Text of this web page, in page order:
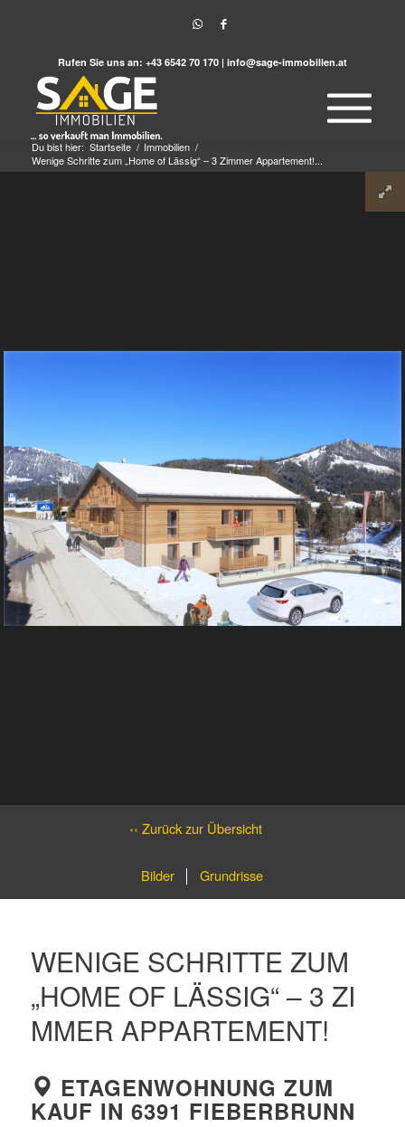
Rufen Sie uns an: +43 6542 70 170 | info@sage-immobilien.at
Du bist hier: Startseite / Immobilien /
Wenige Schritte zum „Home of Lässig“ – 3 Zimmer Appartement!...
‹‹ Zurück zur Übersicht
Bilder Grundrisse
WENIGE SCHRITTE ZUM
„HOME OF LÄSSIG“ – 3 ZI
MMER APPARTEMENT!
ETAGENWOHNUNG ZUM
KAUF IN 6391 FIEBERBRUNN